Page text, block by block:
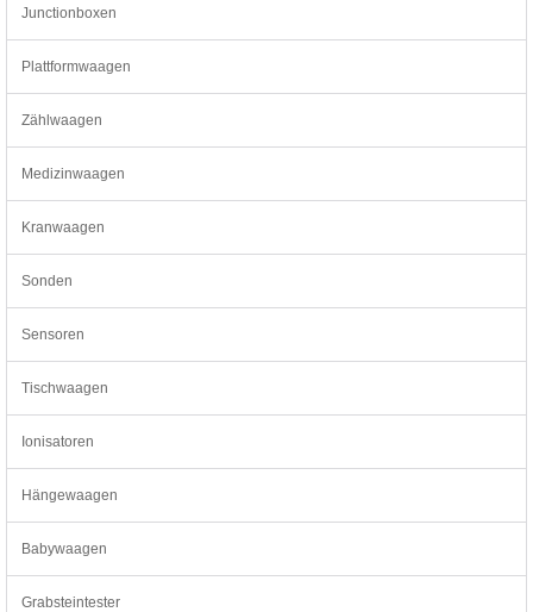
Junctionboxen
Plattformwaagen
Zählwaagen
Medizinwaagen
Kranwaagen
Sonden
Sensoren
Tischwaagen
Ionisatoren
Hängewaagen
Babywaagen
Grabsteintester